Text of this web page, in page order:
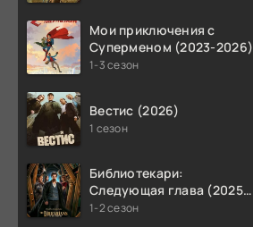
Мои приключения с
Суперменом (2023-2026)
1-3 сезон
Вестис (2026)
1 сезон
Библиотекари:
Следующая глава (2025-
2026)
1-2 сезон